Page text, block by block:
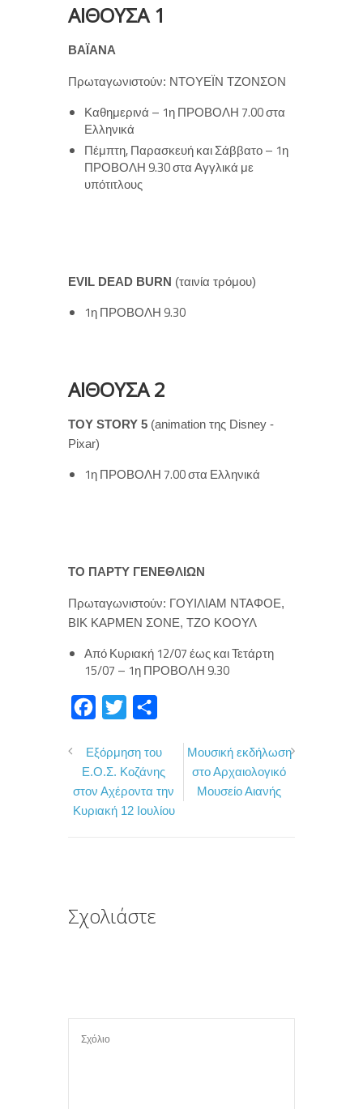
ΑΙΘΟΥΣΑ 1
ΒΑΪΑΝΑ
Πρωταγωνιστούν: ΝΤΟΥΕΪΝ ΤΖΟΝΣΟΝ
Καθημερινά – 1η ΠΡΟΒΟΛΗ 7.00 στα
Ελληνικά
Πέμπτη, Παρασκευή και Σάββατο – 1η
ΠΡΟΒΟΛΗ 9.30 στα Αγγλικά με
υπότιτλους
EVIL DEAD BURN (ταινία τρόμου)
1η ΠΡΟΒΟΛΗ 9.30
ΑΙΘΟΥΣΑ 2
ΤΟΥ STORY 5 (animation της Disney -
Pixar)
1η ΠΡΟΒΟΛΗ 7.00 στα Ελληνικά
ΤΟ ΠΑΡΤΥ ΓΕΝΕΘΛΙΩΝ
Πρωταγωνιστούν: ΓΟΥΙΛΙΑΜ ΝΤΑΦΟΕ,
ΒΙΚ ΚΑΡΜΕΝ ΣΟΝΕ, ΤΖΟ ΚΟΟΥΛ
Από Κυριακή 12/07 έως και Τετάρτη
15/07 – 1η ΠΡΟΒΟΛΗ 9.30
c
e
b
i
t
t
ι
ρ
α
Εξόρμηση του
Ε.Ο.Σ. Κοζάνης
στον Αχέροντα την
Κυριακή 12 Ιουλίου
Μουσική εκδήλωση
στο Αρχαιολογικό
Μουσείο Αιανής
Σχολιάστε